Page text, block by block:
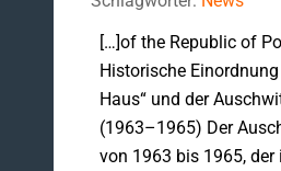
[…]of the Republic of
Historische
Haus“ und der
(1963–1965) Der
von 1963 bis 1965, der